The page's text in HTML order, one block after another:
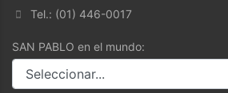
Tel.: (01) 446-0017
SAN PABLO en el mundo: